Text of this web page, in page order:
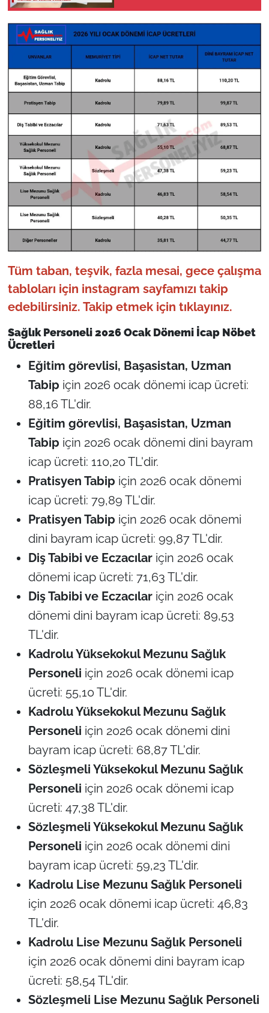
Tüm taban, teşvik, fazla mesai, gece çalışma
tabloları için instagram sayfamızı takip
edebilirsiniz. Takip etmek için tıklayınız.
Sağlık Personeli 2026 Ocak Dönemi İcap Nöbet
Ücretleri
Eğitim görevlisi, Başasistan, Uzman
Tabip için 2026 ocak dönemi icap ücreti:
88,16 TL'dir.
Eğitim görevlisi, Başasistan, Uzman
Tabip için 2026 ocak dönemi dini bayram
icap ücreti: 110,20 TL'dir.
Pratisyen Tabip için 2026 ocak dönemi
icap ücreti: 79,89 TL'dir.
Pratisyen Tabip için 2026 ocak dönemi
dini bayram icap ücreti: 99,87 TL'dir.
Diş Tabibi ve Eczacılariçin 2026 ocak
dönemi icap ücreti: 71,63 TL'dir.
Diş Tabibi ve Eczacılariçin 2026 ocak
dönemi dini bayram icap ücreti: 89,53
TL'dir.
Kadrolu Yüksekokul Mezunu Sağlık
Personeli için 2026 ocak dönemi icap
ücreti: 55,10 TL'dir.
Kadrolu Yüksekokul Mezunu Sağlık
Personeli için 2026 ocak dönemi dini
bayram icap ücreti: 68,87 TL'dir.
Sözleşmeli Yüksekokul Mezunu Sağlık
Personeli için 2026 ocak dönemi icap
ücreti: 47,38 TL'dir.
Sözleşmeli Yüksekokul Mezunu Sağlık
Personeli için 2026 ocak dönemi dini
bayram icap ücreti: 59,23 TL'dir.
Kadrolu Lise Mezunu Sağlık Personeli
için 2026 ocak dönemi icap ücreti: 46,83
TL'dir.
Kadrolu Lise Mezunu Sağlık Personeli
için 2026 ocak dönemi dini bayram icap
ücreti: 58,54 TL'dir.
Sözleşmeli Lise Mezunu Sağlık Personeli